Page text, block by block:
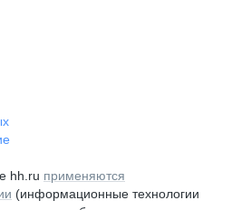
hh.ru применяются
(информационные технологии